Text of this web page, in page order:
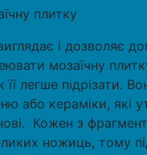
і дозволяє
мозаїчну
легше підрізати.
або кераміки, які
Кожен з
ножиць, тому